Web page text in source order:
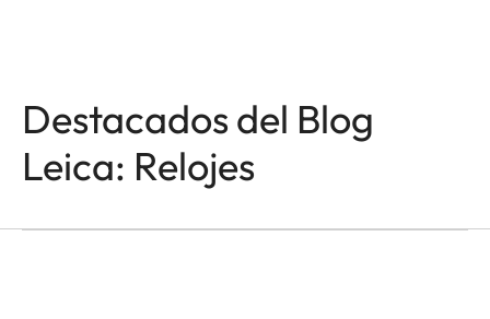
Destacados del Blog
Leica: Relojes
RELOJES
El Tiempo Es Todo Lo
Que Tenemos